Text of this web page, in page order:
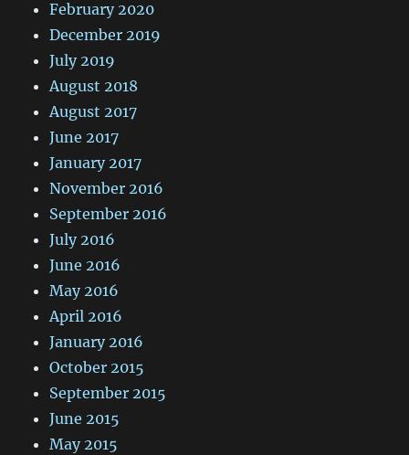
February 2020
December 2019
July 2019
August 2018
August 2017
June 2017
January 2017
November 2016
September 2016
July 2016
June 2016
May 2016
April 2016
January 2016
October 2015
September 2015
June 2015
May 2015